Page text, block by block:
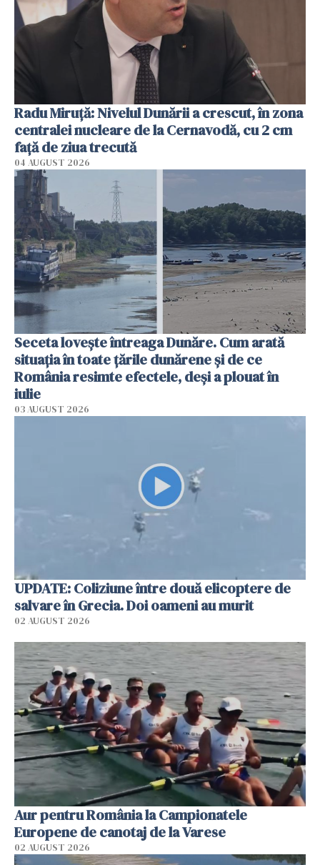
Radu Miruţă: Nivelul Dunării a crescut, în zona
centralei nucleare de la Cernavodă, cu 2 cm
faţă de ziua trecută
04 AUGUST 2026
Seceta lovește întreaga Dunăre. Cum arată
situația în toate țările dunărene și de ce
România resimte efectele, deși a plouat în
iulie
03 AUGUST 2026
UPDATE: Coliziune între două elicoptere de
salvare în Grecia. Doi oameni au murit
02 AUGUST 2026
Aur pentru România la Campionatele
Europene de canotaj de la Varese
02 AUGUST 2026